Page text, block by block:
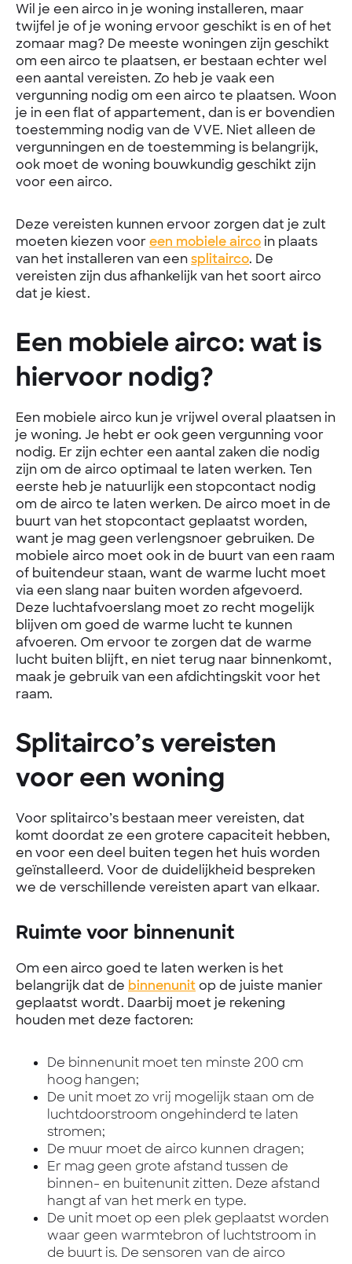
Wil je een airco in je woning installeren, maar
twijfel je of je woning ervoor geschikt is en of het
zomaar mag? De meeste woningen zijn geschikt
om een airco te plaatsen, er bestaan echter wel
een aantal vereisten. Zo heb je vaak een
vergunning nodig om een airco te plaatsen. Woon
je in een flat of appartement, dan is er bovendien
toestemming nodig van de VVE. Niet alleen de
vergunningen en de toestemming is belangrijk,
ook moet de woning bouwkundig geschikt zijn
voor een airco.
Deze vereisten kunnen ervoor zorgen dat je zult
moeten kiezen vooreen mobiele airco in plaats
van het installeren van eensplitairco. De
vereisten zijn dus afhankelijk van het soort airco
dat je kiest.
Een mobiele airco: wat is
hiervoor nodig?
Een mobiele airco kun je vrijwel overal plaatsen in
je woning. Je hebt er ook geen vergunning voor
nodig. Er zijn echter een aantal zaken die nodig
zijn om de airco optimaal te laten werken. Ten
eerste heb je natuurlijk een stopcontact nodig
om de airco te laten werken. De airco moet in de
buurt van het stopcontact geplaatst worden,
want je mag geen verlengsnoer gebruiken. De
mobiele airco moet ook in de buurt van een raam
of buitendeur staan, want de warme lucht moet
via een slang naar buiten worden afgevoerd.
Deze luchtafvoerslang moet zo recht mogelijk
blijven om goed de warme lucht te kunnen
afvoeren. Om ervoor te zorgen dat de warme
lucht buiten blijft, en niet terug naar binnenkomt,
maak je gebruik van een afdichtingskit voor het
raam.
Splitairco’s vereisten
voor een woning
Voor splitairco’s bestaan meer vereisten, dat
komt doordat ze een grotere capaciteit hebben,
en voor een deel buiten tegen het huis worden
geïnstalleerd. Voor de duidelijkheid bespreken
we de verschillende vereisten apart van elkaar.
Ruimte voor binnenunit
Om een airco goed te laten werken is het
belangrijk dat de binnenunitop de juiste manier
geplaatst wordt. Daarbij moet je rekening
houden met deze factoren:
De binnenunit moet ten minste 200 cm
hoog hangen;
De unit moet zo vrij mogelijk staan om de
luchtdoorstroom ongehinderd te laten
stromen;
De muur moet de airco kunnen dragen;
Er mag geen grote afstand tussen de
binnen- en buitenunit zitten. Deze afstand
hangt af van het merk en type.
De unit moet op een plek geplaatst worden
waar geen warmtebron of luchtstroom in
de buurt is. De sensoren van de airco